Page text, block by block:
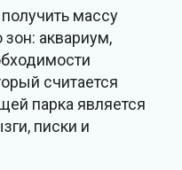
массу
аквариум,
считается
парка является
писки и